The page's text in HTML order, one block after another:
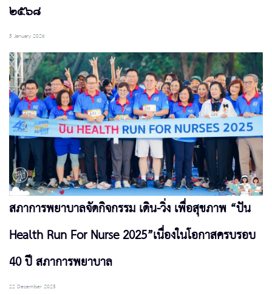
๒๕๖๘
5 January 2026
สภาการพยาบาลจัดกิจกรรม เดิน-วิ่ง เพื่อสุขภาพ “ปัน
Health Run For Nurse 2025”เนื่องในโอกาสครบรอบ
40 ปี สภาการพยาบาล
22 December 2025